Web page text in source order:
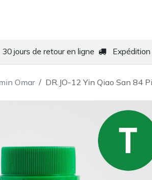
30 jours de retour en ligne
Omar DR.JO-12 Yin Qiao San 84